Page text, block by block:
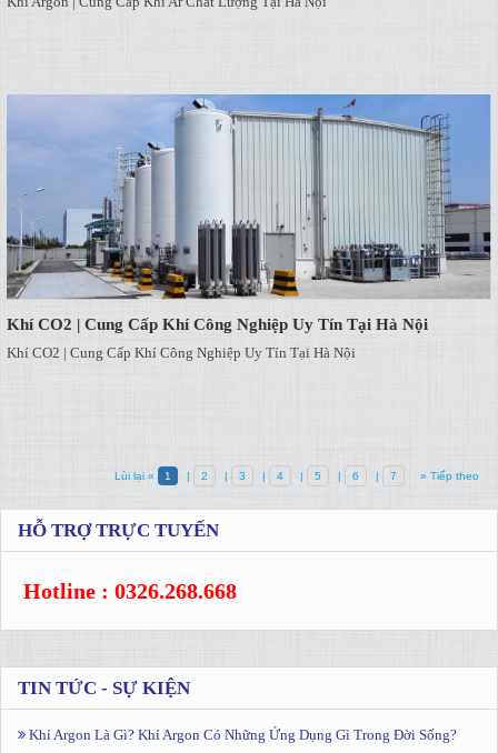
Khí CO2 | Cung Cấp Khí Công Nghiệp Uy Tín Tại Hà Nội
Khí CO2 | Cung Cấp Khí Công Nghiệp Uy Tín Tại Hà Nội
Lùi lại « 1 | 2 | 3 | 4 | 5 | 6 | 7 » Tiếp theo
HỖ TRỢ TRỰC TUYẾN
Hotline : 0326.268.668
TIN TỨC - SỰ KIỆN
Khí Argon Là Gì? Khí Argon Có Những Ứng Dụng Gì Trong Đời Sống?